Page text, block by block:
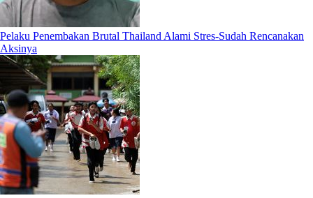
Pelaku Penembakan Brutal Thailand Alami Stres-Sudah Rencanakan
Aksinya